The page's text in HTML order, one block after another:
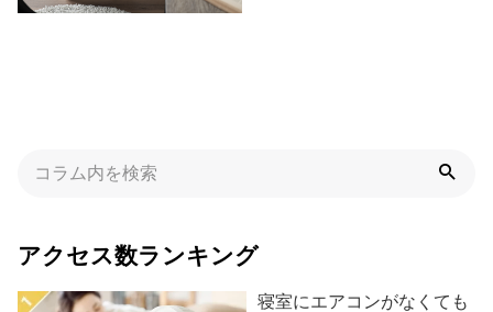
アクセス数ランキング
寝室にエアコンがなくても